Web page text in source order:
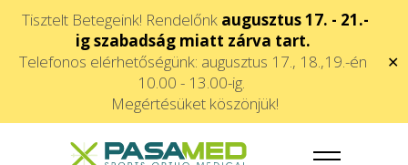
Tisztelt Betegeink! Rendelőnk augusztus 17. - 21.-
ig szabadság miatt zárva tart.
Telefonos elérhetőségünk: augusztus 17., 18.,19.-én
10.00 - 13.00-ig.
Megértésüket köszönjük!
✕